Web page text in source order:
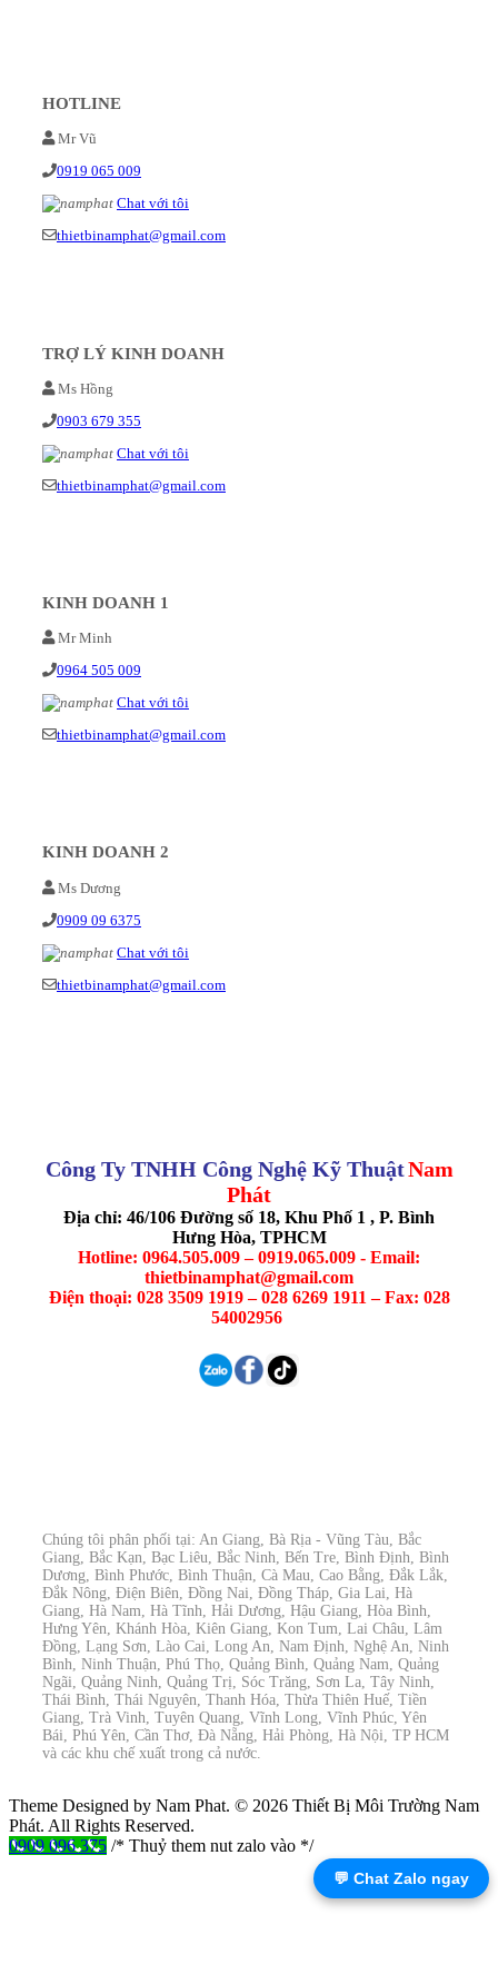
HOTLINE
Mr Vũ
0919 065 009
Chat với tôi
thietbinamphat@gmail.com
TRỢ LÝ KINH DOANH
Ms Hồng
0903 679 355
Chat với tôi
thietbinamphat@gmail.com
KINH DOANH 1
Mr Minh
0964 505 009
Chat với tôi
thietbinamphat@gmail.com
KINH DOANH 2
Ms Dương
0909 09 6375
Chat với tôi
thietbinamphat@gmail.com
Công Ty TNHH Công Nghệ Kỹ ThuậtNam
Phát
Địa chỉ: 46/106 Đường số 18, Khu Phố 1 , P. Bình
Hưng Hòa, TPHCM
Hotline: 0964.505.009 – 0919.065.009 - Email:
thietbinamphat@gmail.com
Điện thoại: 028 3509 1919 – 028 6269 1911 – Fax: 028
54002956
Chúng tôi phân phối tại: An Giang, Bà Rịa - Vũng Tàu, Bắc
Giang, Bắc Kạn, Bạc Liêu, Bắc Ninh, Bến Tre, Bình Định, Bình
Dương, Bình Phước, Bình Thuận, Cà Mau, Cao Bằng, Đắk Lắk,
Đắk Nông, Điện Biên, Đồng Nai, Đồng Tháp, Gia Lai, Hà
Giang, Hà Nam, Hà Tĩnh, Hải Dương, Hậu Giang, Hòa Bình,
Hưng Yên, Khánh Hòa, Kiên Giang, Kon Tum, Lai Châu, Lâm
Đồng, Lạng Sơn, Lào Cai, Long An, Nam Định, Nghệ An, Ninh
Bình, Ninh Thuận, Phú Thọ, Quảng Bình, Quảng Nam, Quảng
Ngãi, Quảng Ninh, Quảng Trị, Sóc Trăng, Sơn La, Tây Ninh,
Thái Bình, Thái Nguyên, Thanh Hóa, Thừa Thiên Huế, Tiền
Giang, Trà Vinh, Tuyên Quang, Vĩnh Long, Vĩnh Phúc, Yên
Bái, Phú Yên, Cần Thơ, Đà Nẵng, Hải Phòng, Hà Nội, TP HCM
và các khu chế xuất trong cả nước.
Theme Designed by Nam Phat. © 2026 Thiết Bị Môi Trường Nam
Phát. All Rights Reserved.
0909 096 375 /* Thuỷ them nut zalo vào */
💬 Chat Zalo ngay